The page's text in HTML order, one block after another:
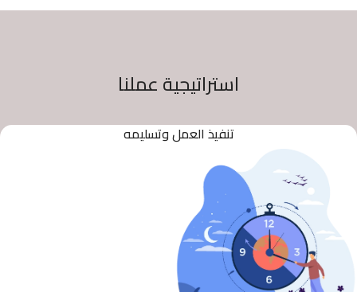
استراتيجية عملنا
تنفيذ العمل وتسليمه